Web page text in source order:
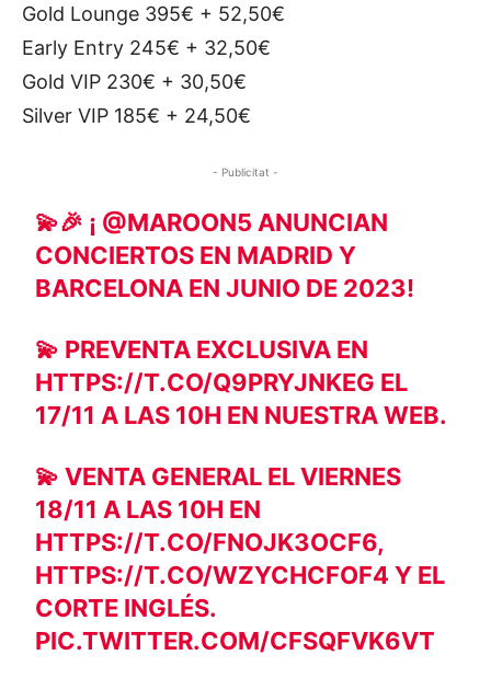
Gold Lounge 395€ + 52,50€
Early Entry 245€ + 32,50€
Gold VIP 230€ + 30,50€
Silver VIP 185€ + 24,50€
- Publicitat -
💫🎉 ¡ @MAROON5 ANUNCIAN
CONCIERTOS EN MADRID Y
BARCELONA EN JUNIO DE 2023!
💫 PREVENTA EXCLUSIVA EN
HTTPS://T.CO/Q9PRYJNKEG EL
17/11 A LAS 10H EN NUESTRA WEB.
💫 VENTA GENERAL EL VIERNES
18/11 A LAS 10H EN
HTTPS://T.CO/FNOJK3OCF6,
HTTPS://T.CO/WZYCHCFOF4 Y EL
CORTE INGLÉS.
PIC.TWITTER.COM/CFSQFVK6VT